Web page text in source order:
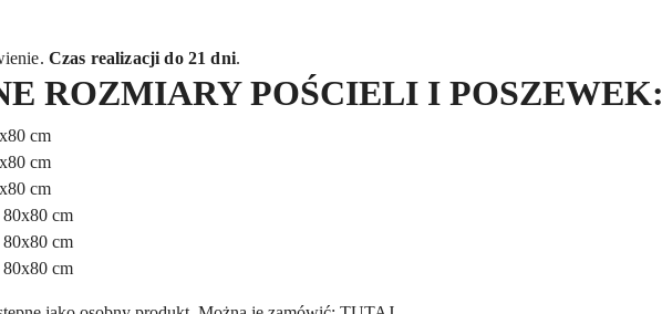
Czas realizacji do 21 dni.
ROZMIARY POŚCIELI I POSZEWEK:
cm
cm
cm
cm
cm
cm